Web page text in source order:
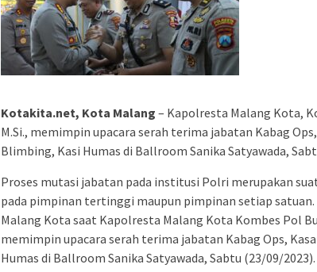
Kotakita.net, Kota Malang – Kapolresta Malang Kota,
M.Si., memimpin upacara serah terima jabatan Kabag
Blimbing, Kasi Humas di Ballroom Sanika Satyawada,
Proses mutasi jabatan pada institusi Polri merupakan
pada pimpinan tertinggi maupun pimpinan setiap
Malang Kota saat Kapolresta Malang Kota Kombes Pol
memimpin upacara serah terima jabatan Kabag Ops,
Humas di Ballroom Sanika Satyawada, Sabtu (23/09/2023).